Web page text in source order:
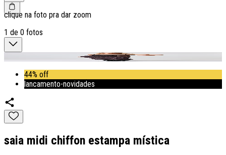
clique na foto pra dar zoom
1 de 0 fotos
44% off
lancamento-novidades
saia midi chiffon estampa mística